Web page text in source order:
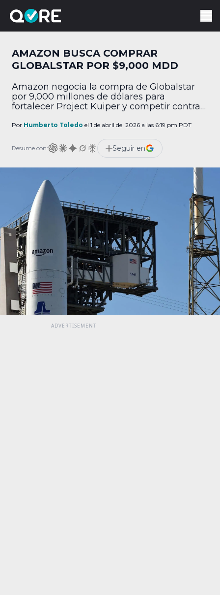
AMAZON BUSCA COMPRAR
GLOBALSTAR POR $9,000 MDD
Amazon negocia la compra de Globalstar
por 9,000 millones de dólares para
fortalecer Project Kuiper y competir contra
Por Humberto Toledo el 1 de abril del 2026 a las 6:19 pm PDT
Resume con: Seguir en